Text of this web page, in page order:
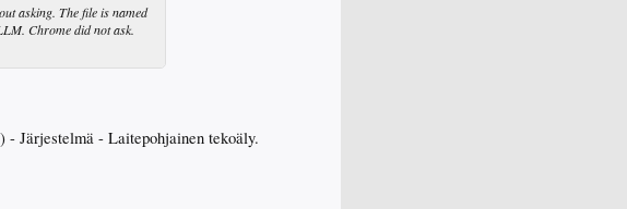
asking. The file is named
Chrome did not ask.
- Järjestelmä - Laitepohjainen tekoäly.